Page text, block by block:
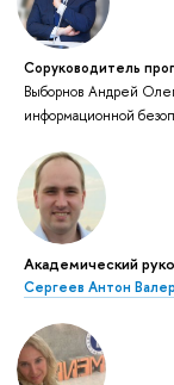
Соруководитель
Выборнов Андрей
информационной
Академический
Сергеев Антон